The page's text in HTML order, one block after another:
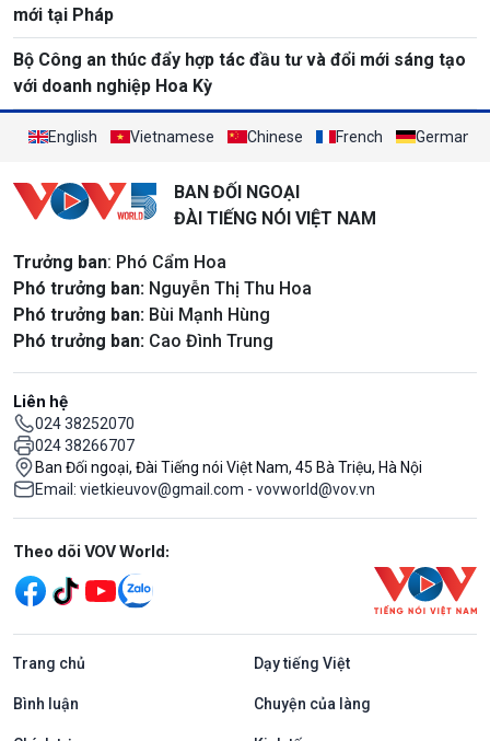
mới tại Pháp
Bộ Công an thúc đẩy hợp tác đầu tư và đổi mới sáng tạo
với doanh nghiệp Hoa Kỳ
English Vietnamese Chinese French German
BAN ĐỐI NGOẠI
ĐÀI TIẾNG NÓI VIỆT NAM
Trưởng ban: Phó Cẩm Hoa
Phó trưởng ban: Nguyễn Thị Thu Hoa
Phó trưởng ban: Bùi Mạnh Hùng
Phó trưởng ban: Cao Đình Trung
Liên hệ
024 38252070
024 38266707
Ban Đối ngoại, Đài Tiếng nói Việt Nam, 45 Bà Triệu, Hà Nội
Email: vietkieuvov@gmail.com - vovworld@vov.vn
Mạng xã hội
Theo dõi VOV World:
Trang chủ Dạy tiếng Việt
Bình luận Chuyện của làng